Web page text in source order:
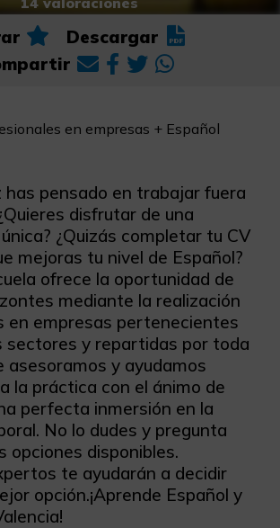
Descargar
en empresas + Español
has pensado en trabajar fuera
disfrutar de una
¿Quizás completar tu CV
mejoras tu nivel de Español?
ofrece la oportunidad de
mediante la realización
en empresas pertenecientes
sectores y repartidas por toda
asesoramos y ayudamos
la práctica con el ánimo de
perfecta inmersión en la
No lo dudes y pregunta
opciones disponibles.
te ayudarán a decidir
opción.¡Aprende Español y